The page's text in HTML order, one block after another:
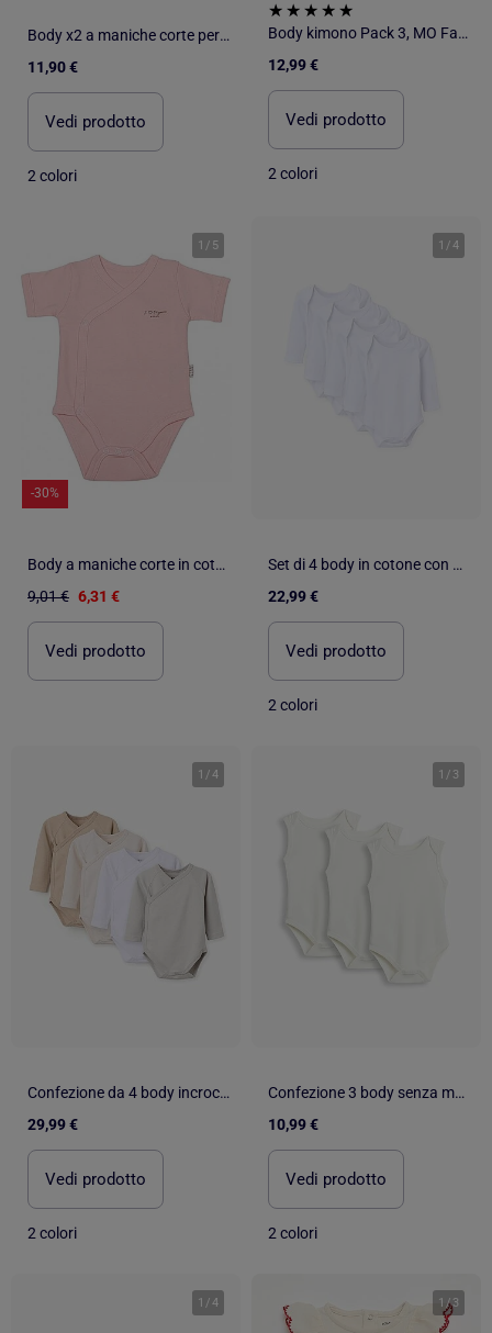
Body x2 a maniche corte per neonati Les Chatounets "LOVE
11,90 €
Vedi prodotto
2 colori
Body kimono Pack 3, MO Fashion
12,99 €
Vedi prodotto
2 colori
1 / 5
-30%
Body a maniche corte in cotone biologico - modello basic | Kitikate
9,01 € 6,31 €
Vedi prodotto
1 /4
Set di 4 body in cotone con maniche americane
22,99 €
Vedi prodotto
2 colori
1 /4
Confezione da 4 body incrociati spazzolati
29,99 €
Vedi prodotto
2 colori
1 / 3
Confezione 3 body senza maniche, MO Fashion
10,99 €
Vedi prodotto
2 colori
1 /4 1 /3